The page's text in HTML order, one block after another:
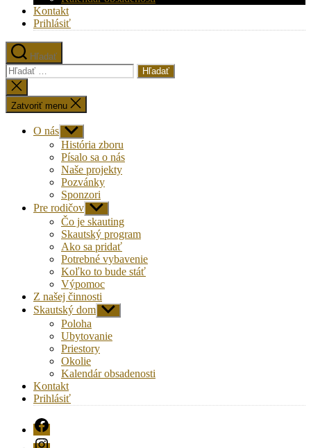
Kontakt
Prihlásiť
Hľadať
Vyhľadať:
Zatvoriť
vyhľadávanie
Zatvoriť menu
O nás Zobraziť
druhú
úroveň
navigácie
História zboru
Písalo sa o nás
Naše projekty
Pozvánky
Sponzori
Pre rodičov Zobraziť
druhú
úroveň
navigácie
Čo je skauting
Skautský program
Ako sa pridať
Potrebné vybavenie
Koľko to bude stáť
Výpomoc
Z našej činnosti
Skautský dom Zobraziť
druhú
úroveň
navigácie
Poloha
Ubytovanie
Priestory
Okolie
Kalendár obsadenosti
Kontakt
Prihlásiť
FB
Instagram